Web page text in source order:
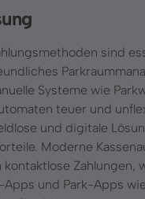
sind
Systeme wie
teuer und
und digitale
Moderne
Zahlungen,
und Park-Apps
Hotellerie
& Messen